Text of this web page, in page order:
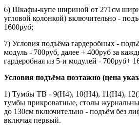
6) Шкафы-купе шириной от 271см
угловой колонкой) включительно -
1600руб;
7) Условия подъёма гардеробных -
модуль - 700руб, далее + 400руб за
гардеробная из 5-и модулей - 700руб+
Условия подъёма поэтажно (цена
1) Тумбы ТВ - 9(Н4), 10(Н4), 11(Н4),
тумбы прикроватные, столы
до 130см включительно - подъём без
включая первый.